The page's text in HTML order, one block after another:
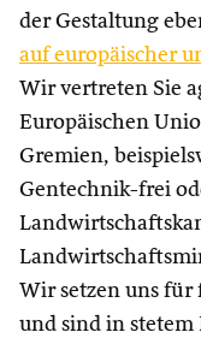
der Gestaltung
auf europäischer
Wir vertreten Sie
Europäischen
Gremien,
Gentechnik-frei
Wir setzen uns für
und sind in